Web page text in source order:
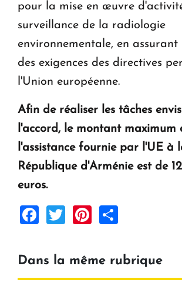
pour la mise en œuvre
surveillance de la radiologie
environnementale, en assurant
des exigences des directives
l'Union européenne.
Afin de réaliser les tâches
l'accord, le montant maximum
l'assistance fournie par l'UE à
République d'Arménie est de
euros.
Facebook
TwitterPinterest
Dans la même rubrique